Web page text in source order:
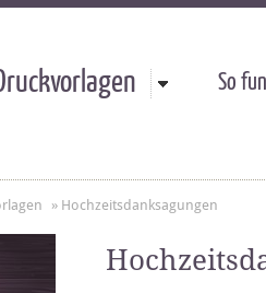
So
» Hochzeitsdanksagungen